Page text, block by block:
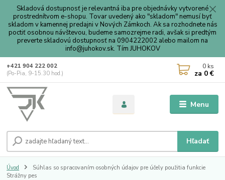
Skladová dostupnosť je relevantná iba pre objednávky vytvorené
prostrednítvom e-shopu. Tovar uvedený ako "skladom" nemusí byť
skladom v kamennej predajni v Nových Zámkoch. Ak sa rozhodnete nás
poctiť osobnou návštevou, budeme samozrejme radi, avšak si predtým
preverte skladovú dostupnosť na 0904222002 alebo mailom na
info@juhokov.sk. Tím JUHOKOV
Menu
Hľadať
+421 904 222 002
(Po-Pia, 9-15.30 hod.)
0 ks
za 0 €
Úvod
Súhlas so spracovaním osobných údajov pre účely použitia funkcie
Strážny pes